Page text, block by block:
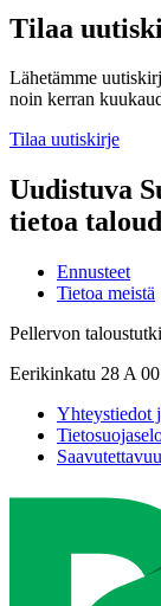
Tilaa
Lähetämme
noin kerran
Tilaa uutiskirje
Uudistuva
tietoa
Ennusteet
Tietoa meistä
Pellervon
Eerikinkatu 28 A
Yhteystiedot